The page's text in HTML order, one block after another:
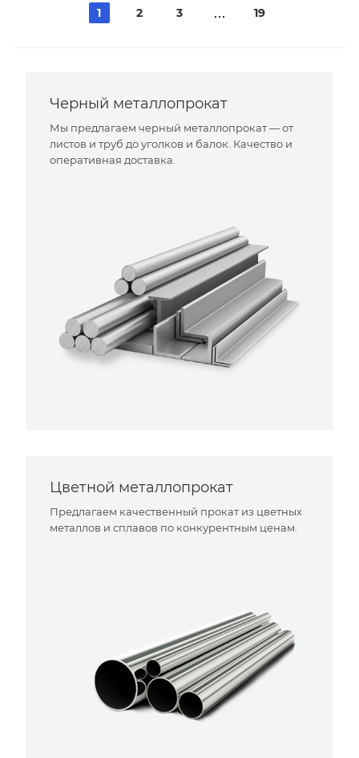
1 2 3 19
Черный металлопрокат
Мы предлагаем черный металлопрокат — от
листов и труб до уголков и балок. Качество и
оперативная доставка.
Цветной металлопрокат
Предлагаем качественный прокат из цветных
металлов и сплавов по конкурентным ценам.